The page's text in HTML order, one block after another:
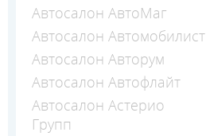
Автосалон АвтоМаг
Автосалон Автомобилист
Автосалон Авторум
Автосалон Автофлайт
Автосалон Астерио
Групп